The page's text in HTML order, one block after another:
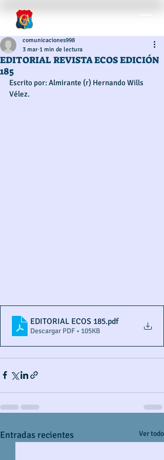
EDITORIAL REVISTA ECOS EDICIÓN
185
comunicaciones998
3 mar 1 min de lectura
Escrito por: Almirante (r) Hernando Wills
Vélez.
EDITORIAL ECOS 185.pdf
Descargar PDF • 105KB
Entradas recientes Ver todo